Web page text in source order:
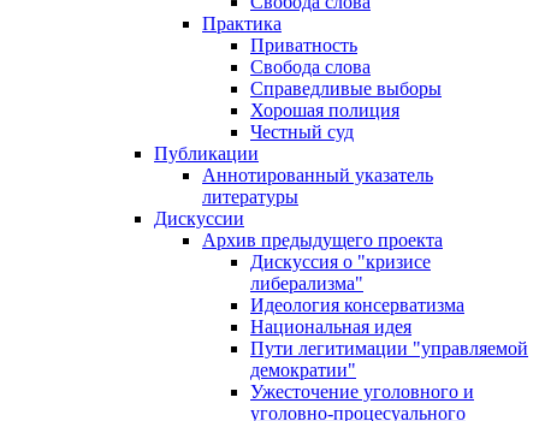
Практика
Приватность
Свобода слова
Справедливые выборы
Хорошая полиция
Честный суд
Публикации
Аннотированный указатель
литературы
Дискуссии
Архив предыдущего проекта
Дискуссия о "кризисе
либерализма"
Идеология консерватизма
Национальная идея
Пути легитимации "управляемой
демократии"
Ужесточение уголовного и
уголовно-процесуального